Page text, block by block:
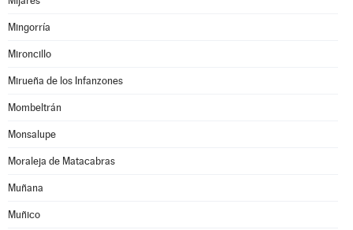
Mingorría
Mironcillo
Mirueña de los Infanzones
Mombeltrán
Monsalupe
Moraleja de Matacabras
Muñana
Muñico